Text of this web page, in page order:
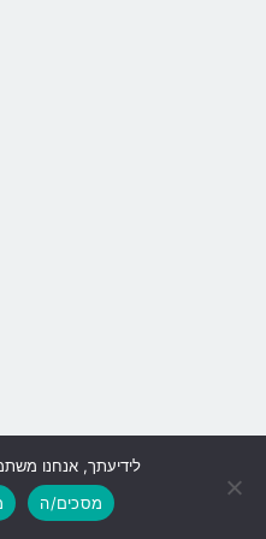
גלילה
לראש
לידיעתך, אנחנו
מסכים/ה